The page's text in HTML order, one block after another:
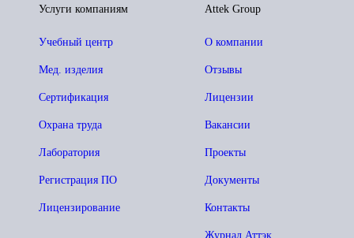
Attek Group
О компании
Отзывы
Лицензии
Вакансии
Проекты
Документы
Контакты
Журнал Аттэк
Услуги компаниям
Учебный центр
Мед. изделия
Сертификация
Охрана труда
Лаборатория
Регистрация ПО
Лицензирование